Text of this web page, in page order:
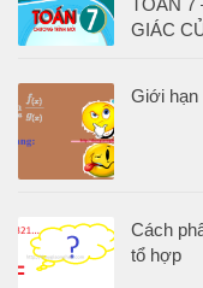
TOÁN
GIÁC
Giới hạn
Cách
tổ hợp